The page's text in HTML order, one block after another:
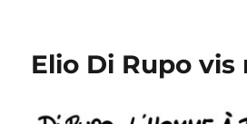
Elio Di Rupo